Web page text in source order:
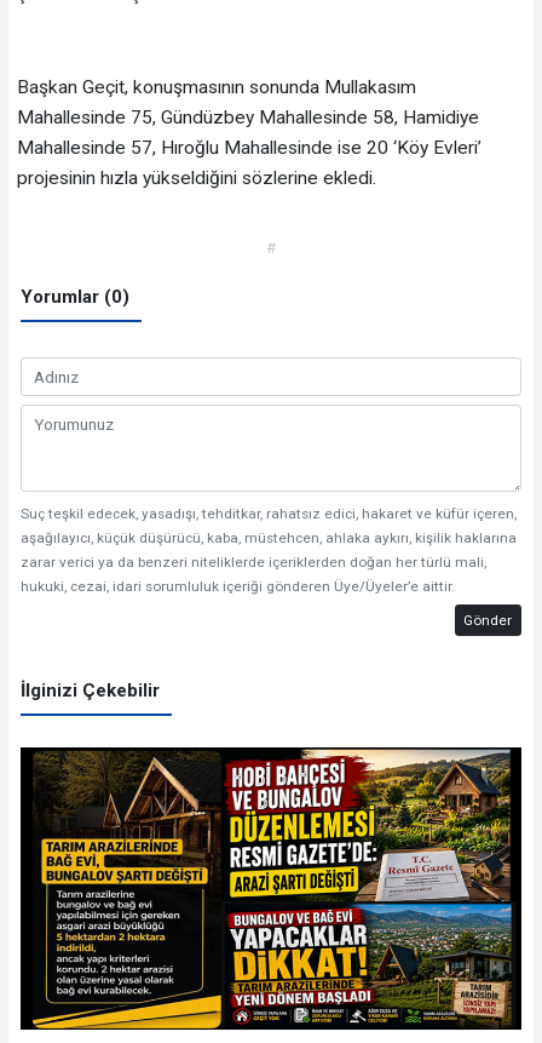
Başkan Geçit, konuşmasının sonunda Mullakasım
Mahallesinde 75, Gündüzbey Mahallesinde 58, Hamidiye
Mahallesinde 57, Hıroğlu Mahallesinde ise 20 ‘Köy Evleri’
projesinin hızla yükseldiğini sözlerine ekledi.
#
Yorumlar (0)
Suç teşkil edecek, yasadışı, tehditkar, rahatsız edici, hakaret ve küfür içeren,
aşağılayıcı, küçük düşürücü, kaba, müstehcen, ahlaka aykırı, kişilik haklarına
zarar verici ya da benzeri niteliklerde içeriklerden doğan her türlü mali,
hukuki, cezai, idari sorumluluk içeriği gönderen Üye/Üyeler’e aittir.
Gönder
İlginizi Çekebilir